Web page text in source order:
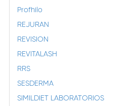
Profhilo
REJURAN
REVISION
REVITALASH
RRS
SESDERMA
SIMILDIET LABORATORIOS